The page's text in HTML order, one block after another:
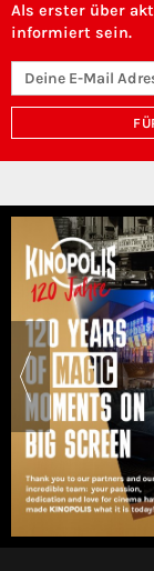
Als erster über
informiert sein.